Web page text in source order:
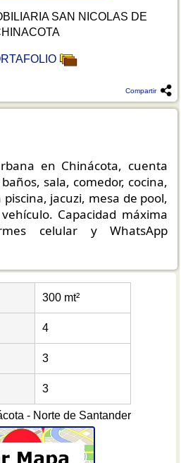
SAN NICOLAS DE
Compartir
en Chinácota, cuenta
sala, comedor, cocina,
jacuzi, mesa de pool,
Capacidad máxima
celular y WhatsApp
300 mt²
4
3
3
- Norte de Santander